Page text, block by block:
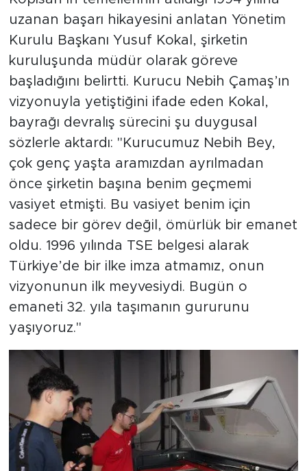
uzanan başarı hikayesini anlatan Yönetim
Kurulu Başkanı Yusuf Kokal, şirketin
kuruluşunda müdür olarak göreve
başladığını belirtti. Kurucu Nebih Çamaş’ın
vizyonuyla yetiştiğini ifade eden Kokal,
bayrağı devralış sürecini şu duygusal
sözlerle aktardı: "Kurucumuz Nebih Bey,
çok genç yaşta aramızdan ayrılmadan
önce şirketin başına benim geçmemi
vasiyet etmişti. Bu vasiyet benim için
sadece bir görev değil, ömürlük bir emanet
oldu. 1996 yılında TSE belgesi alarak
Türkiye’de bir ilke imza atmamız, onun
vizyonunun ilk meyvesiydi. Bugün o
emaneti 32. yıla taşımanın gururunu
yaşıyoruz."